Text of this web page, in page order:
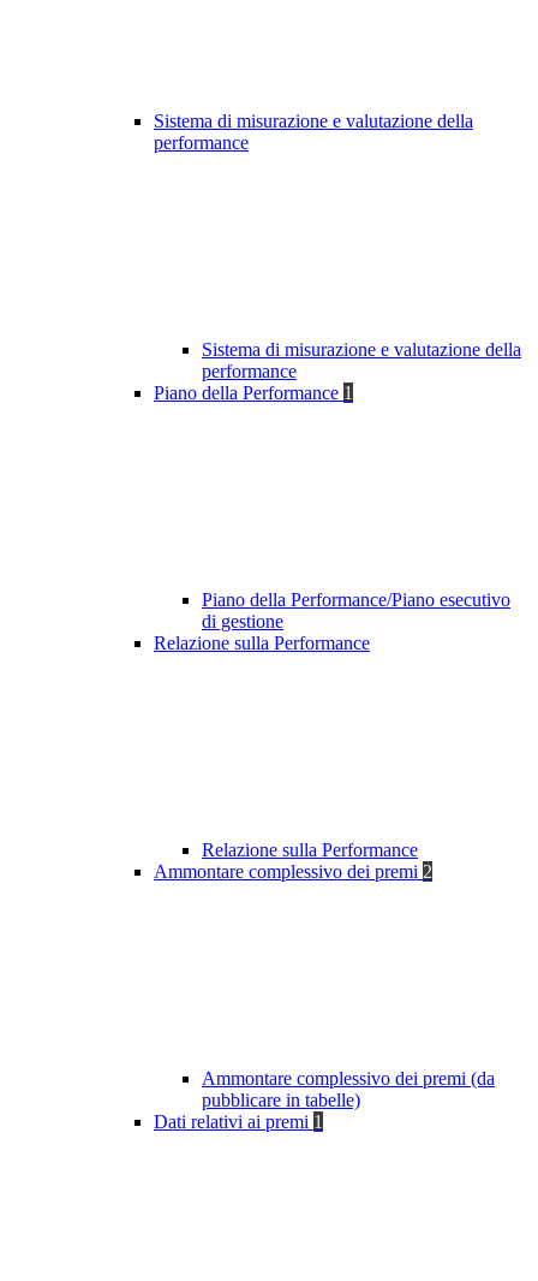
Sistema di misurazione e valutazione della
performance
Sistema di misurazione e valutazione della
performance
Piano della Performance 1
Piano della Performance/Piano esecutivo
di gestione
Relazione sulla Performance
Relazione sulla Performance
Ammontare complessivo dei premi 2
Ammontare complessivo dei premi (da
pubblicare in tabelle)
Dati relativi ai premi 1